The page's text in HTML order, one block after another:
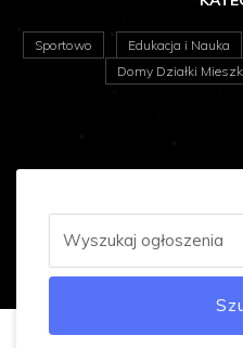
Sportowo Edukacja i Nauka
Domy Działki